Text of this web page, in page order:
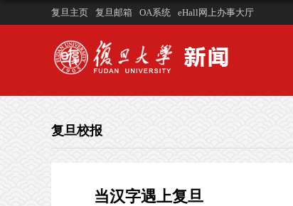
复旦主页 复旦邮箱 OA系统 eHall网上办事大厅
复旦校报
当汉字遇上复旦